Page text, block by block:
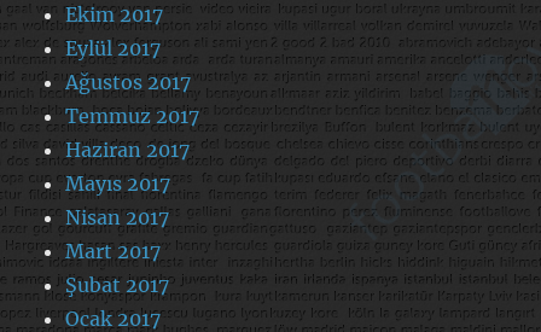
Ekim 2017
Eylül 2017
Ağustos 2017
Temmuz 2017
Haziran 2017
Mayıs 2017
Nisan 2017
Mart 2017
Şubat 2017
Ocak 2017